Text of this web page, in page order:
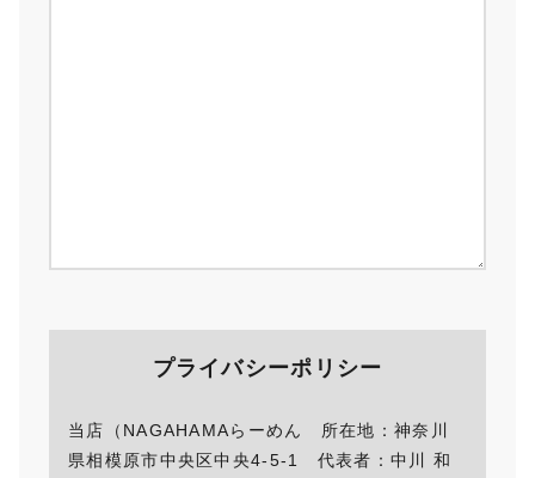
プライバシーポリシー
当店（NAGAHAMAらーめん 所在地：神奈川
県相模原市中央区中央4-5-1 代表者：中川 和